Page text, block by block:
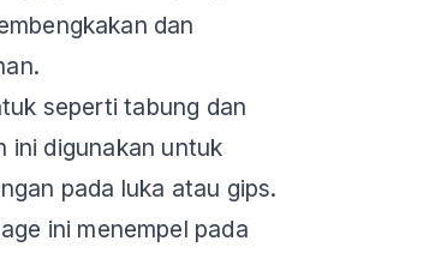
dan
seperti tabung dan
ini digunakan untuk
pada luka atau gips.
ini menempel pada